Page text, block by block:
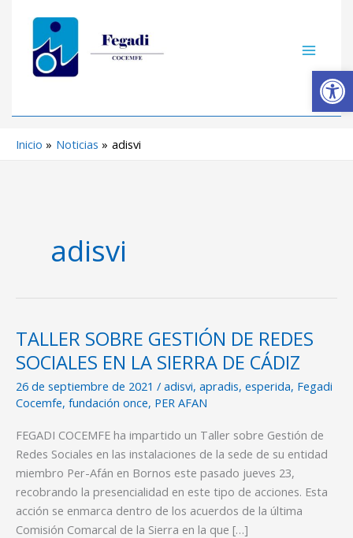
contenido
Inicio Noticias adisvi
adisvi
TALLER SOBRE GESTIÓN DE REDES
SOCIALES EN LA SIERRA DE CÁDIZ
26 de septiembre de 2021 / adisvi, apradis, esperida, Fegadi
Cocemfe, fundación once, PER AFAN
FEGADI COCEMFE ha impartido un Taller sobre Gestión de
Redes Sociales en las instalaciones de la sede de su entidad
miembro Per-Afán en Bornos este pasado jueves 23,
recobrando la presencialidad en este tipo de acciones. Esta
acción se enmarca dentro de los acuerdos de la última
Comisión Comarcal de la Sierra en la que […]
TALLER
SOBRE
GESTIÓN
DE
REDES
SOCIALES
EN
LA
SIERRA
DE
CÁDIZ
r